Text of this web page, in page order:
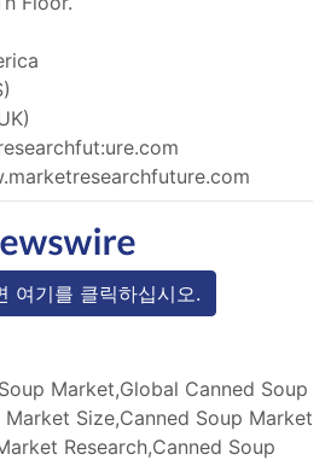
여기를 클릭하십시오.
Market,Global Canned Soup
Size,Canned Soup Market
Research,Canned Soup